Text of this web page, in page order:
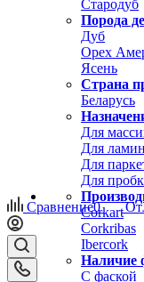
Стародуб
Порода
Дуб
Орех
Ясень
Страна
Беларусь
Для
Для
Для
Для
Corkart
Corkribas
Ibercork
Наличие
С фаской
Сравнение0